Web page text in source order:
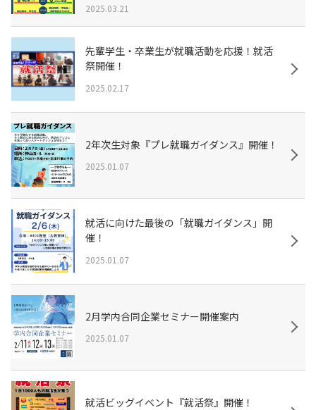
2025.03.21
先輩学生・卒業生が就職活動を応援！就活
祭開催！
2025.02.17
2年次生対象『プレ就職ガイダンス』開催！
2025.01.07
就活に向けた最後の「就職ガイダンス」開
催！
2025.01.07
2月学内合同企業セミナー開催案内
2025.01.07
就活ビッグイベント『就活祭』開催！